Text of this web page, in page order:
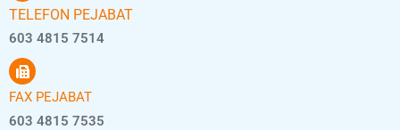
TELEFON PEJABAT
603 4815 7514
FAX PEJABAT
603 4815 7535